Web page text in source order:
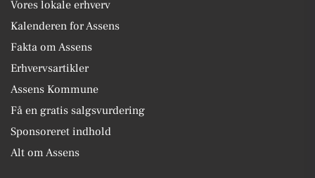
Vores lokale erhverv
Kalenderen for Assens
Fakta om Assens
Erhvervsartikler
Assens Kommune
Få en gratis salgsvurdering
Sponsoreret indhold
Alt om Assens